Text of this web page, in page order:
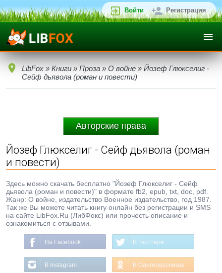
Войти Регистрация
LibFox » Книги » Проза » О войне » Йозеф Глюкселиг -
Сейф дьявола (роман и повести)
Авторские права
Йозеф Глюкселиг - Сейф дьявола (роман
и повести)
Здесь можно скачать бесплатно "Йозеф Глюкселиг - Сейф
дьявола (роман и повести)" в формате fb2, epub, txt, doc, pdf.
Жанр: О войне, издательство Военное издательство, год 1987.
Так же Вы можете читать книгу онлайн без регистрации и SMS
на сайте LibFox.Ru (ЛибФокс) или прочесть описание и
ознакомиться с отзывами.
На Facebook В Твиттере
В Instagram В Одноклассниках